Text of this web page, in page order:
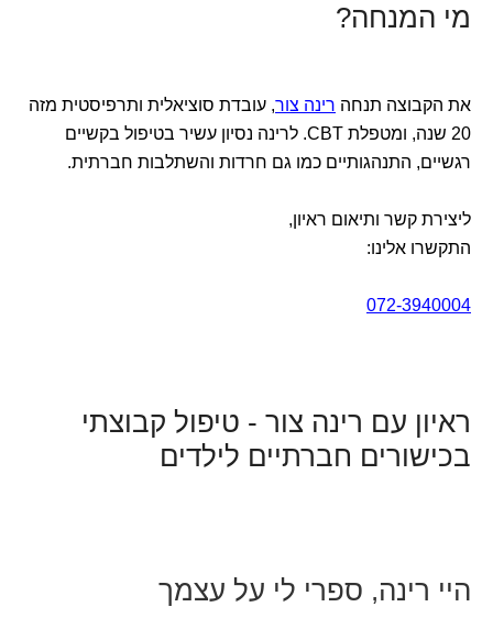
מי המנחה?
את הקבוצה תנחה רינה צור, עובדת סוציאלית ותרפיסטית מזה
20 שנה, ומטפלת CBT. לרינה נסיון עשיר בטיפול בקשיים
רגשיים, התנהגותיים כמו גם חרדות והשתלבות חברתית.
ליצירת קשר ותיאום ראיון,
התקשרו אלינו:
072-3940004
ראיון עם רינה צור - טיפול קבוצתי
בכישורים חברתיים לילדים
היי רינה, ספרי לי על עצמך